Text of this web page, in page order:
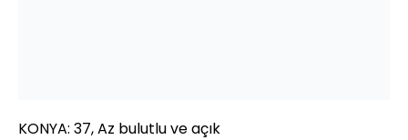
KONYA: 37, Az bulutlu ve açık